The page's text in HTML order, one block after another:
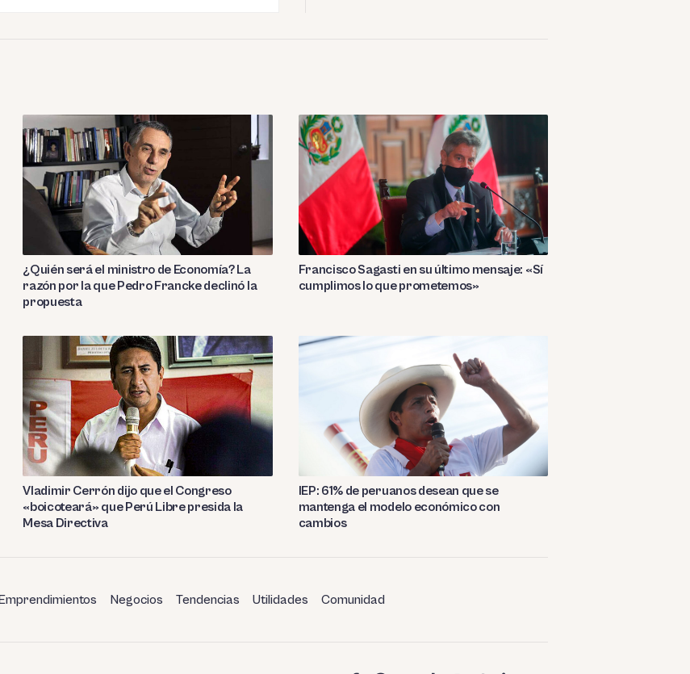
¿Quién será el ministro de Economía? La
razón por la que Pedro Francke declinó la
propuesta
Francisco Sagasti en su último mensaje: «Sí
cumplimos lo que prometemos»
Vladimir Cerrón dijo que el Congreso
«boicoteará» que Perú Libre presida la
Mesa Directiva
IEP: 61% de peruanos desean que se
mantenga el modelo económico con
cambios
Negocios Tendencias Utilidades Comunidad